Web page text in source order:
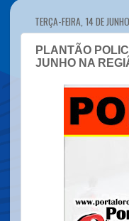
TERÇA-FEIRA, 14 DE
PLANTÃO
JUNHO NA